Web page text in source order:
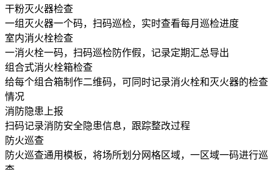
干粉灭火器检查
一组灭火器一个码，扫码巡检，实时查看每月巡检进度
室内消火栓检查
一消火栓一码，扫码巡检防作假，记录定期汇总导出
组合式消火栓箱检查
给每个组合箱制作二维码，可同时记录消火栓和灭火器的检查
情况
消防隐患上报
扫码记录消防安全隐患信息，跟踪整改过程
防火巡查
防火巡查通用模板，将场所划分网格区域，一区域一码进行巡